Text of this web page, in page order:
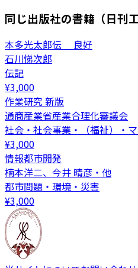
同じ出版社の書籍（日刊
本多光太郎伝 良好
石川悌次郎
伝記
¥3,000
作業研究 新版
通商産業省産業合理化審議会
社会・社会事業・（福祉）・
¥3,000
情報都市開発
楠本洋二、今井 晴彦・他
都市問題・環境・災害
¥3,000